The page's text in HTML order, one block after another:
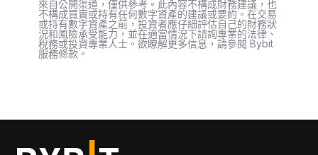
來自公開渠道，僅供參考。此內容不構成財務建議，也
不構成買賣或持有任何數字資產的建議或要約。在交易
或持有數字資產之前，投資者應仔細評估自己的財務狀
況和風險承受能力，並在適當情況下諮詢專業的法律、
稅務或投資專業人士。欲瞭解更多信息，請參閱 Bybit
服務條款。